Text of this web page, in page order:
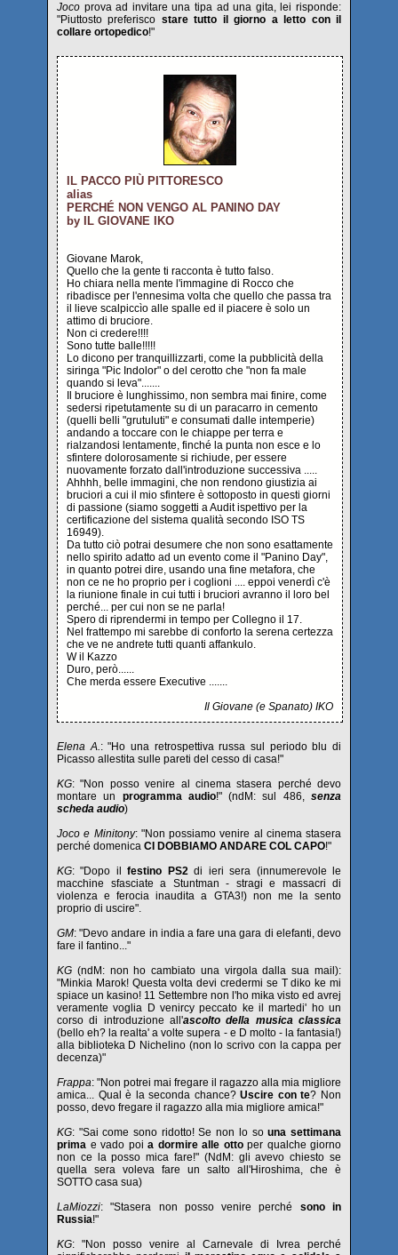
Joco prova ad invitare una tipa ad una gita, lei risponde:
"Piuttosto preferisco stare tutto il giorno a letto con il
collare ortopedico!"
IL PACCO PIÙ PITTORESCO
alias
PERCHÉ NON VENGO AL PANINO DAY
by IL GIOVANE IKO
Giovane Marok,
Quello che la gente ti racconta è tutto falso.
Ho chiara nella mente l'immagine di Rocco che
ribadisce per l'ennesima volta che quello che passa tra
il lieve scalpiccìo alle spalle ed il piacere è solo un
attimo di bruciore.
Non ci credere!!!!
Sono tutte balle!!!!!
Lo dicono per tranquillizzarti, come la pubblicità della
siringa "Pic Indolor" o del cerotto che "non fa male
quando si leva".......
Il bruciore è lunghissimo, non sembra mai finire, come
sedersi ripetutamente su di un paracarro in cemento
(quelli belli "grutuluti" e consumati dalle intemperie)
andando a toccare con le chiappe per terra e
rialzandosi lentamente, finché la punta non esce e lo
sfintere dolorosamente si richiude, per essere
nuovamente forzato dall'introduzione successiva .....
Ahhhh, belle immagini, che non rendono giustizia ai
bruciori a cui il mio sfintere è sottoposto in questi giorni
di passione (siamo soggetti a Audit ispettivo per la
certificazione del sistema qualità secondo ISO TS
16949).
Da tutto ciò potrai desumere che non sono esattamente
nello spirito adatto ad un evento come il "Panino Day",
in quanto potrei dire, usando una fine metafora, che
non ce ne ho proprio per i coglioni .... eppoi venerdì c'è
la riunione finale in cui tutti i bruciori avranno il loro bel
perché... per cui non se ne parla!
Spero di riprendermi in tempo per Collegno il 17.
Nel frattempo mi sarebbe di conforto la serena certezza
che ve ne andrete tutti quanti affankulo.
W il Kazzo
Duro, però......
Che merda essere Executive .......
Il Giovane (e Spanato) IKO
Elena A.: "Ho una retrospettiva russa sul periodo blu di
Picasso allestita sulle pareti del cesso di casa!"
KG: "Non posso venire al cinema stasera perché devo
montare un programma audio!" (ndM: sul 486,senza
scheda audio)
Joco e Minitony: "Non possiamo venire al cinema stasera
perché domenica CI DOBBIAMO ANDARE COL CAPO!"
KG: "Dopo ilfestino PS2di ieri sera (innumerevole le
macchine sfasciate a Stuntman - stragi e massacri di
violenza e ferocia inaudita a GTA3!) non me la sento
proprio di uscire".
GM: "Devo andare in india a fare una gara di elefanti, devo
fare il fantino..."
KG (ndM: non ho cambiato una virgola dalla sua mail):
"Minkia Marok! Questa volta devi credermi se T diko ke mi
spiace un kasino! 11 Settembre non l'ho mika visto ed avrej
veramente voglia D venircy peccato ke il martedi' ho un
corso di introduzione all'ascolto della musica classica
(bello eh? la realta' a volte supera - e D molto - la fantasia!)
alla biblioteka D Nichelino (non lo scrivo con la cappa per
decenza)"
Frappa: "Non potrei mai fregare il ragazzo alla mia migliore
amica... Qual è la seconda chance?Uscire con te? Non
posso, devo fregare il ragazzo alla mia migliore amica!"
KG: "Sai come sono ridotto! Se non lo souna settimana
prima e vado poi a dormire alle ottoper qualche giorno
non ce la posso mica fare!" (NdM: gli avevo chiesto se
quella sera voleva fare un salto all'Hiroshima, che è
SOTTO casa sua)
LaMiozzi: "Stasera non posso venire perché sono in
Russia!"
KG: "Non posso venire al Carnevale di Ivrea perché